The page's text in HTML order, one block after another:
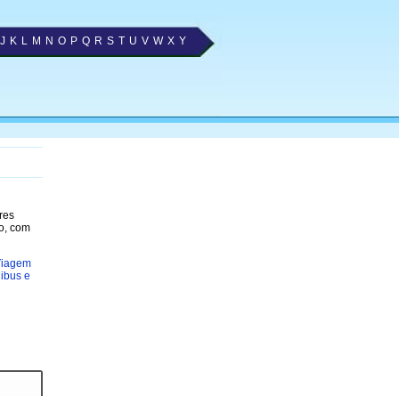
J K L M N O P Q R S T U V W X Y
com
e